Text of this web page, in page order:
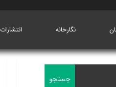
نگارخانه انتشارات